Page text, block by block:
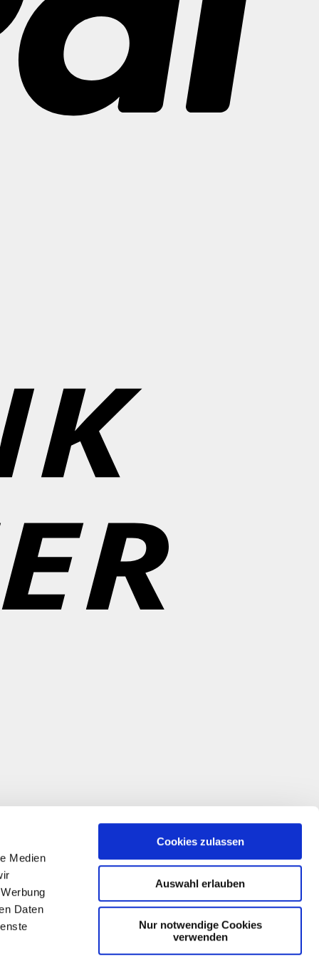
Medien
Daten
Cookies zulassen
Auswahl erlauben
Nur notwendige Cookies
verwenden